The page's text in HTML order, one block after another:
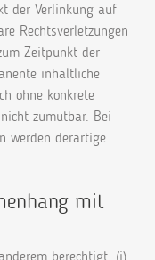
der Verlinkung auf
Rechtsverletzungen
Zeitpunkt der
inhaltliche
ohne konkrete
zumutbar. Bei
werden derartige
mit
berechtigt, (i)